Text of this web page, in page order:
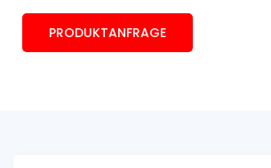
PRODUKTANFRAGE